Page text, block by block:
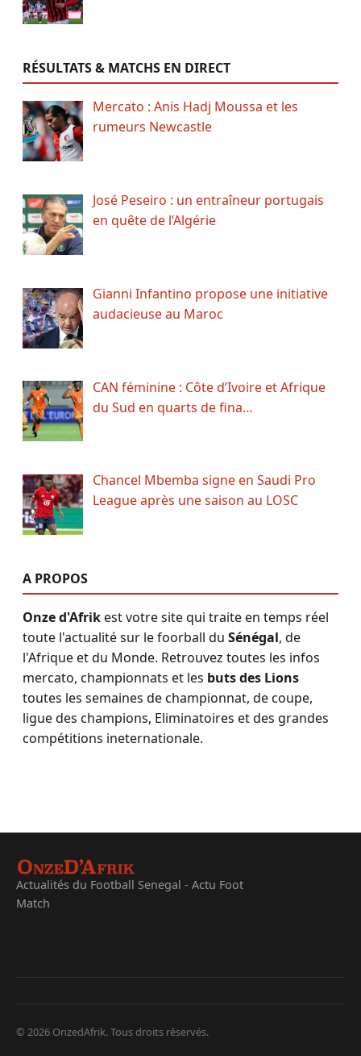
RÉSULTATS & MATCHS EN DIRECT
Mercato : Anis Hadj Moussa et les
rumeurs Newcastle
José Peseiro : un entraîneur portugais
en quête de l’Algérie
Gianni Infantino propose une initiative
audacieuse au Maroc
CAN féminine : Côte d’Ivoire et Afrique
du Sud en quarts de fina…
Chancel Mbemba signe en Saudi Pro
League après une saison au LOSC
A PROPOS
Onze d'Afrikest votre site qui traite en temps réel
toute l'actualité sur le foorball du Sénégal, de
l'Afrique et du Monde. Retrouvez toutes les infos
mercato, championnats et les buts des Lions
toutes les semaines de championnat, de coupe,
ligue des champions, Eliminatoires et des grandes
compétitions ineternationale.
Actualités du Football Senegal - Actu Foot
Match
© 2026 OnzedAfrik. Tous droits réservés.